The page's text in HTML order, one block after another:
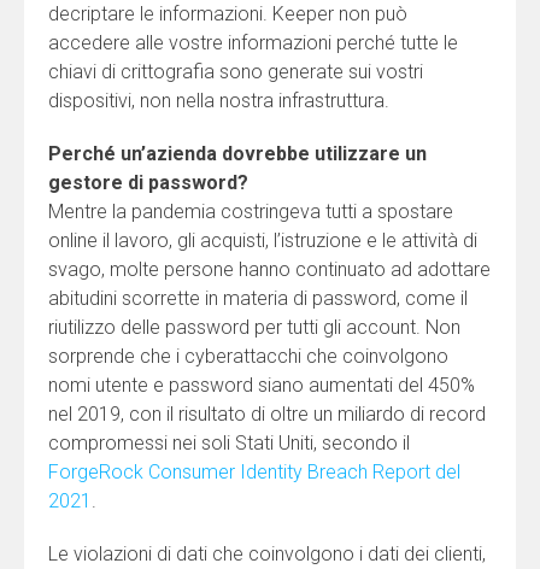
decriptare le informazioni. Keeper non può
accedere alle vostre informazioni perché tutte le
chiavi di crittografia sono generate sui vostri
dispositivi, non nella nostra infrastruttura.
Perché un’azienda dovrebbe utilizzare un
gestore di password?
Mentre la pandemia costringeva tutti a spostare
online il lavoro, gli acquisti, l’istruzione e le attività di
svago, molte persone hanno continuato ad adottare
abitudini scorrette in materia di password, come il
riutilizzo delle password per tutti gli account. Non
sorprende che i cyberattacchi che coinvolgono
nomi utente e password siano aumentati del 450%
nel 2019, con il risultato di oltre un miliardo di record
compromessi nei soli Stati Uniti, secondo il
ForgeRock Consumer Identity Breach Report del
2021 .
Le violazioni di dati che coinvolgono i dati dei clienti,